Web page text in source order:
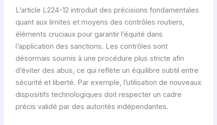
L’article L224-12 introduit des précisions fondamentales
quant aux limites et moyens des contrôles routiers,
éléments cruciaux pour garantir l’équité dans
l’application des sanctions. Les contrôles sont
désormais soumis à une procédure plus stricte afin
d’éviter des abus, ce qui reflète un équilibre subtil entre
sécurité et liberté. Par exemple, l’utilisation de nouveaux
dispositifs technologiques doit respecter un cadre
précis validé par des autorités indépendantes.